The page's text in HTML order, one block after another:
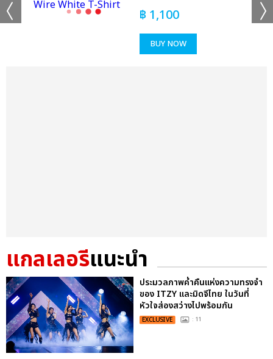
฿ 1,100
BUY NOW
แกลเลอรีแนะนำ
ประมวลภาพค่ำคืนแห่งความทรงจำ
ของ ITZY และมิดจีไทย ในวันที่
หัวใจส่องสว่างไปพร้อมกัน
EXCLUSIVE : 11